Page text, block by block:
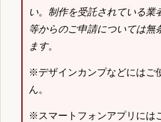
い。 制作を受託されている業
等からのご申請については無
ます。
※デザインカンプなどにはご
ん。
※スマートフォンアプリには